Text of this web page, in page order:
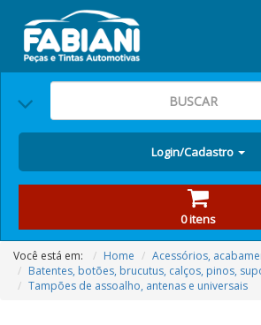
Login/Cadastro
0 itens
Você está em: Home
Acessórios,
Batentes, botões, brucutus, calços, pinos,
Tampões de assoalho, antenas e universais